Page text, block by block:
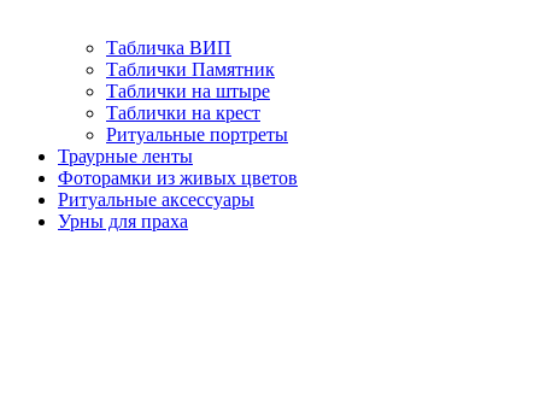
Табличка ВИП
Таблички Памятник
Таблички на штыре
Таблички на крест
Ритуальные портреты
Траурные ленты
Фоторамки из живых цветов
Ритуальные аксессуары
Урны для праха